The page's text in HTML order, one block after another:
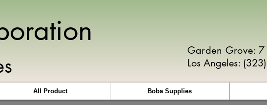
Garden Grove:
Los Angeles: (
All Product Boba Supplies